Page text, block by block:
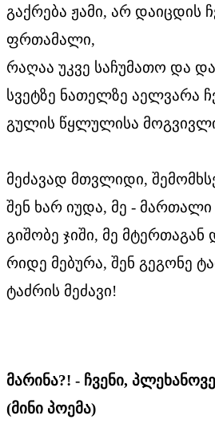
გაქრება ჟამი, არ დაიცდის
ფრთამალი,
რაღაა უკვე საჩუმათო და
სვეტზე ნათელზე აელვარა
გულის წყლულისა
მეძავად მთვლიდი,
შენ ხარ იუდა, მე - მართალი
გიშობე ჯიში, მე მტერთაგან
რიდე მებურა, შენ გეგონე
ტაძრის მეძავი!
მარინა?! - ჩვენი,
(მინი პოემა)